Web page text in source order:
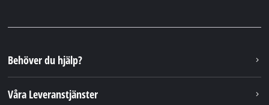
Behöver du hjälp?
Våra Leveranstjänster